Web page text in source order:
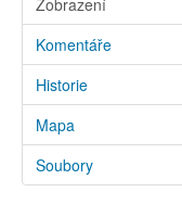
Zobrazení
Komentáře
Historie
Mapa
Soubory